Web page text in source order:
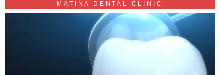
MATINA DENTAL CLINIC